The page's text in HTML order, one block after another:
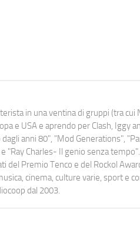
in una ventina di gruppi (tra
e USA e aprendo per Clash, Iggy
anni 80", "Mod Generations",
Charles- Il genio senza
del Premio Tenco e del Rockol
cinema, culture varie, sport e
dal 2003.